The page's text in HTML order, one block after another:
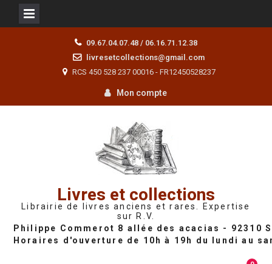
09.67.04.07.48 / 06.16.71.12.38
livresetcollections@gmail.com
RCS 450 528 237 00016 - FR12450528237
Mon compte
Livres et collections
Librairie de livres anciens et rares. Expertise
sur R.V.